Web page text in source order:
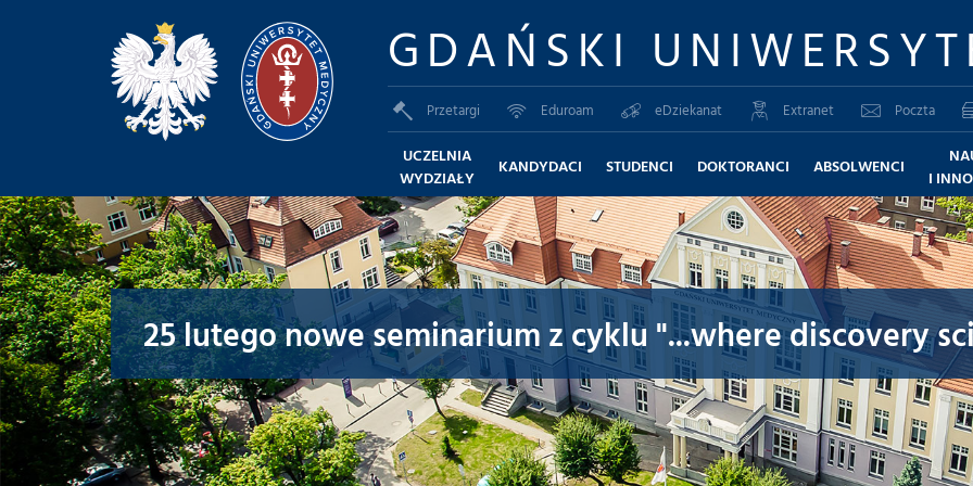
GDAŃSKI
Przetargi Eduroam eDziekanat Extranet Poczta
UCZELNIA
WYDZIAŁY
KANDYDACI STUDENCI DOKTORANCI ABSOLWENCI
I
25 lutego nowe seminarium z cyklu "...where discovery